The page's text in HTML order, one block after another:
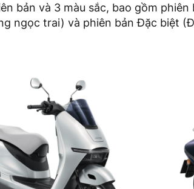
bản và 3 màu sắc, bao gồm
ngọc trai) và phiên bản Đặc biệt